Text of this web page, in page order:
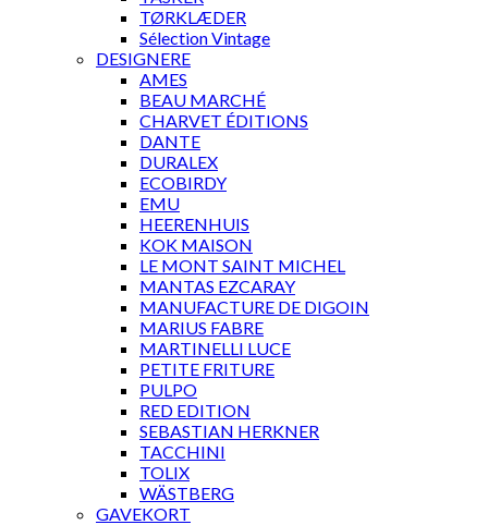
TØRKLÆDER
Sélection Vintage
DESIGNERE
AMES
BEAU MARCHÉ
CHARVET ÉDITIONS
DANTE
DURALEX
ECOBIRDY
EMU
HEERENHUIS
KOK MAISON
LE MONT SAINT MICHEL
MANTAS EZCARAY
MANUFACTURE DE DIGOIN
MARIUS FABRE
MARTINELLI LUCE
PETITE FRITURE
PULPO
RED EDITION
SEBASTIAN HERKNER
TACCHINI
TOLIX
WÄSTBERG
GAVEKORT